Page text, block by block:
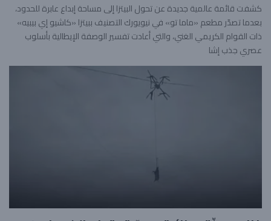
كشفت قائمة عالمية جديدة عن تحول البيتزا إلى مساحة إبداع عابرة للحدود،
بعدما تصدّر مطعم «ماما تو» في نيويورك التصنيف ببيتزا «كاشيو إي بيبيه»
ذات القوام الكريمي الغني، والتي أعادت تفسير الوصفة الإيطالية بأسلوب
عصري جذب إشا